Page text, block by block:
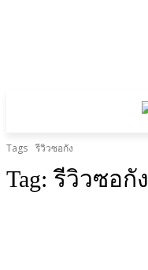
Tags รีวิวซอกัง
Tag:รีวิวซอกัง